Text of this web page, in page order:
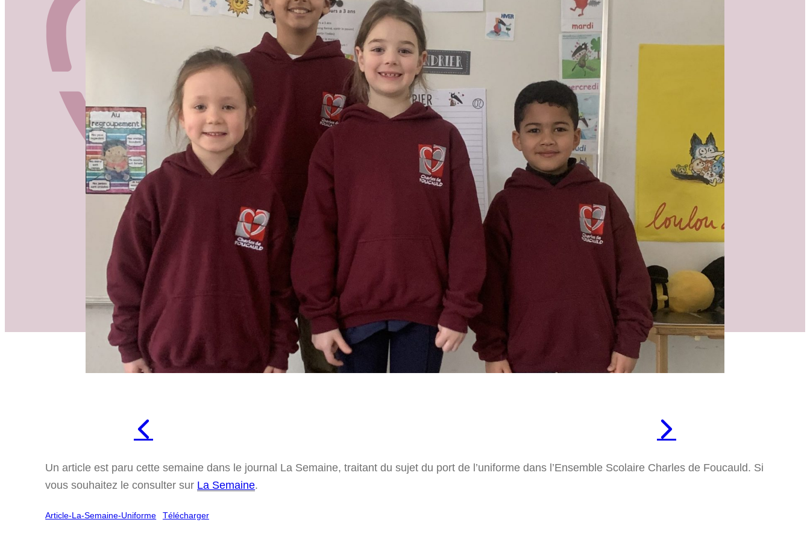
Un article est paru cette semaine dans le journal La Semaine, traitant du sujet du port de l’uniforme dans l’Ensemble Scolaire Charles de Foucauld. Si
vous souhaitez le consulter sur La Semaine.
Article-La-Semaine-Uniforme Télécharger